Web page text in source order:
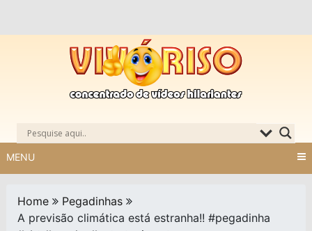
MENU
Home
Pegadinhas
A previsão climática está estranha!! #pegadinha